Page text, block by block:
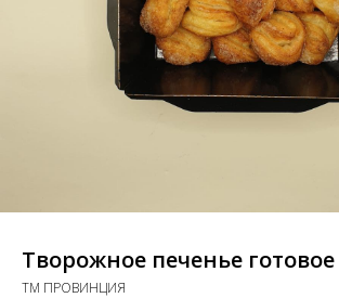
Творожное печенье готовое
ТМ ПРОВИНЦИЯ